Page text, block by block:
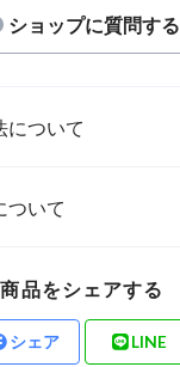
ショップに質問する
について
ついて
商品をシェアする
シェア LINE